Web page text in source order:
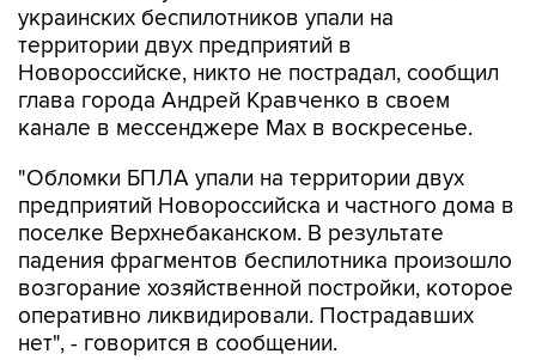
украинских беспилотников упали на
территории двух предприятий в
Новороссийске, никто не пострадал, сообщил
глава города Андрей Кравченко в своем
канале в мессенджере Max в воскресенье.
"Обломки БПЛА упали на территории двух
предприятий Новороссийска и частного дома в
поселке Верхнебаканском. В результате
падения фрагментов беспилотника произошло
возгорание хозяйственной постройки, которое
оперативно ликвидировали. Пострадавших
нет", - говорится в сообщении.